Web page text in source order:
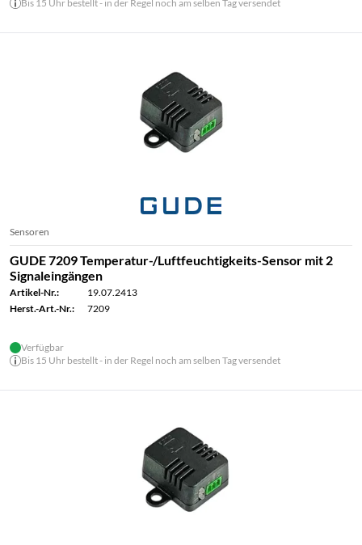
Bis 15 Uhr bestellt - in der Regel noch am selben Tag versendet
Sensoren
GUDE 7209 Temperatur-/Luftfeuchtigkeits-Sensor mit 2
Signaleingängen
Artikel-Nr.:
19.07.2413
Herst.-Art.-Nr.:
7209
Verfügbar
Bis 15 Uhr bestellt - in der Regel noch am selben Tag versendet